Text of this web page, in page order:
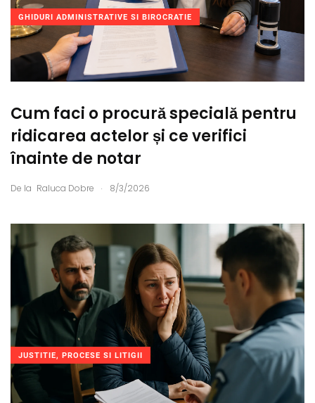
GHIDURI ADMINISTRATIVE SI BIROCRATIE
Cum faci o procură specială pentru
ridicarea actelor și ce verifici
înainte de notar
De la Raluca Dobre . 8/3/2026
JUSTITIE, PROCESE SI LITIGII